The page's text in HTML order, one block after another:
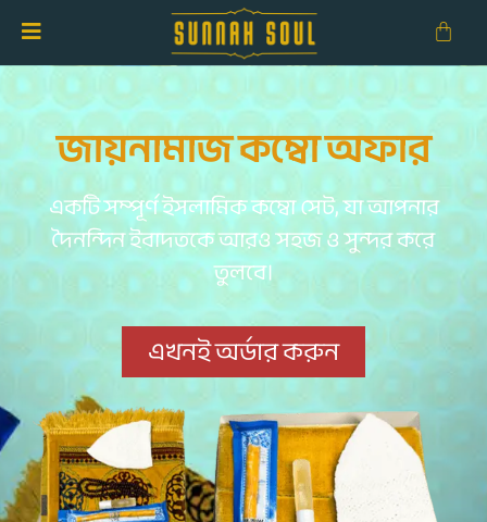
জায়নামাজ কম্বো অফার
একটি সম্পূর্ণ ইসলামিক কম্বো সেট, যা আপনার
দৈনন্দিন ইবাদতকে আরও সহজ ও সুন্দর করে
তুলবে।
এখনই অর্ডার করুন